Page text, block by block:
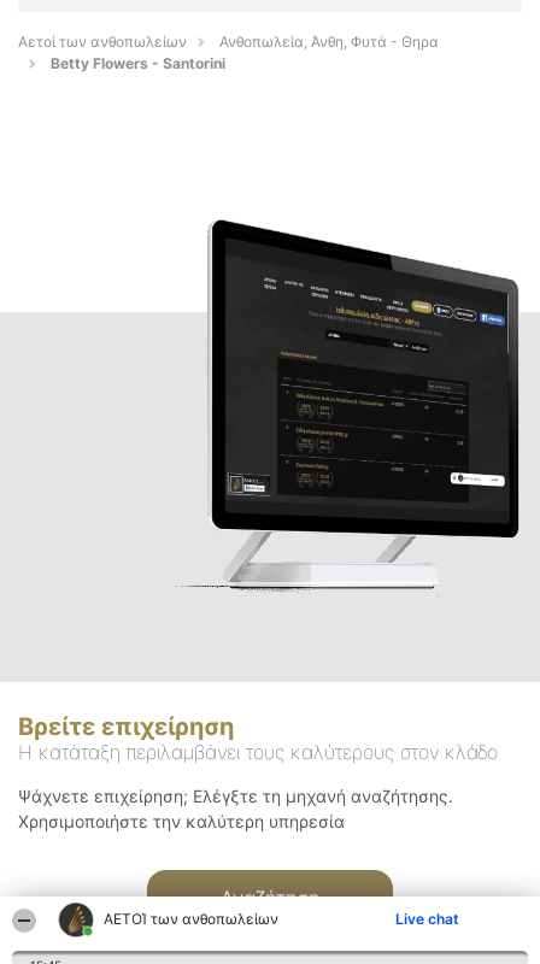
ΑΕΤΟΊ των ανθοπωλείων Live chat
Αετοί των ανθοπωλείων
Ανθοπωλεία, Άνθη, Φυτά - Θηρα
Betty Flowers - Santorini
Βρείτε επιχείρηση
Η κατάταξη περιλαμβάνει τους καλύτερους στον κλάδο
Ψάχνετε επιχείρηση; Ελέγξτε τη μηχανή αναζήτησης.
Χρησιμοποιήστε την καλύτερη υπηρεσία
Αναζήτηση